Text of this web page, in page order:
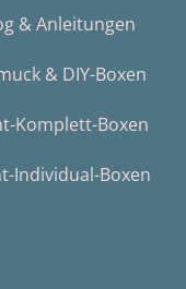
& Anleitungen
& DIY-Boxen
Komplett-Boxen
Individual-Boxen